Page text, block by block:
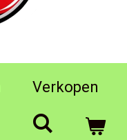
Verkopen